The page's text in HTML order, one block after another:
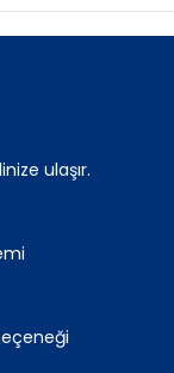
ulaşır.